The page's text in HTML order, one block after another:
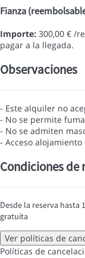
Fianza
Importe: 300,00 € /
pagar a la llegada.
Observaciones
- Este alquiler no
- No se permite
- No se admiten
- Acceso alojamiento
Condiciones de
Desde la reserva hasta
gratuita
Ver políticas de
Políticas de